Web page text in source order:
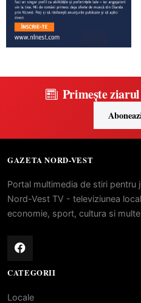
Primește
GAZETA NORD-VEST
Portal multimedia de stiri pentru
Nord-Vest TV - televiziunea
economie, sport, cultura si
CATEGORII
Locale